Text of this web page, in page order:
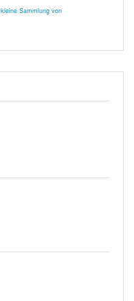
kleine Sammlung von